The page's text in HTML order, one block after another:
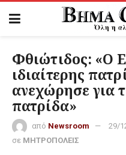
Φθιώτιδος: «Ο
ιδιαίτερης
ανεχώρησε για
πατρίδα»
από Newsroom
29/
σε ΜΗΤΡΟΠΟΛΕΙΣ